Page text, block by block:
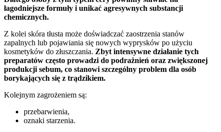
łagodniejsze formuły i unikać agresywnych substancji
chemicznych.
Z kolei skóra tłusta może doświadczać zaostrzenia stanów
zapalnych lub pojawiania się nowych wyprysków po użyciu
kosmetyków do złuszczania. Zbyt intensywne działanie tych
preparatów często prowadzi do podrażnień oraz zwiększonej
produkcji sebum, co stanowi szczególny problem dla osób
borykających się z trądzikiem.
Kolejnym zagrożeniem są:
przebarwienia,
oznaki starzenia.